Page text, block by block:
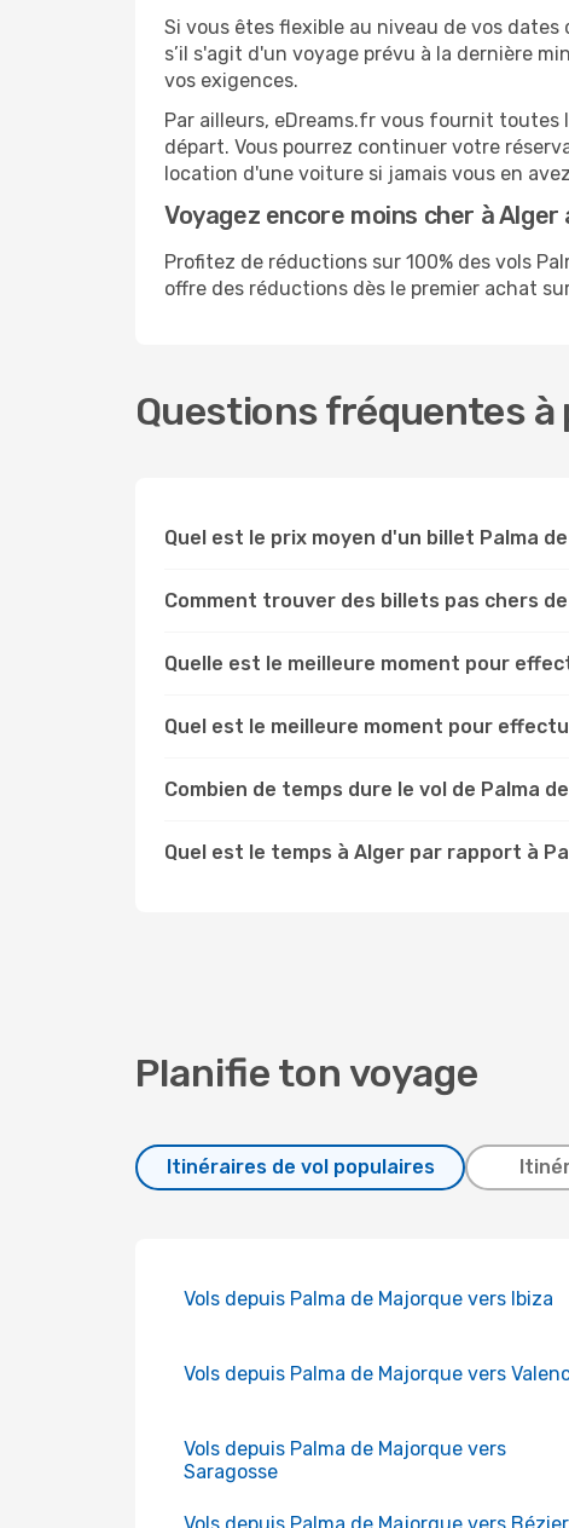
Si vous êtes flexible au niveau de vos
s’il s'agit d'un voyage prévu à la dernière
vos exigences.
Par ailleurs, eDreams.fr vous fournit
départ. Vous pourrez continuer votre
location d'une voiture si jamais vous en
Voyagez encore moins cher à
Profitez de réductions sur 100% des vols
offre des réductions dès le premier achat
Questions fréquentes à
Quel est le prix moyen d'un billet Palma
Comment trouver des billets pas chers
Quelle est le meilleure moment pour
Quel est le meilleure moment pour
Combien de temps dure le vol de Palma
Quel est le temps à Alger par rapport à
Planifie ton voyage
Itinéraires de vol populaires
Vols depuis Palma de Majorque vers Ibiza
Vols depuis Palma de Majorque vers
Vols depuis Palma de Majorque vers
Saragosse